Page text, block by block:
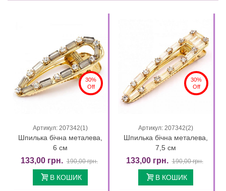
30%
Off
Артикул: 207342(1)
Шпилька бічна металева,
6 см
133,00 грн. 190,00 грн.
В КОШИК
30%
Off
Артикул: 207342(2)
Шпилька бічна металева,
7,5 см
133,00 грн. 190,00 грн.
В КОШИК